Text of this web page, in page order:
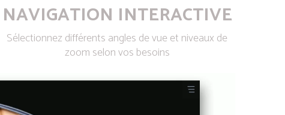
NAVIGATION INTERACTIVE
Sélectionnez différents angles de vue et niveaux de
zoom selon vos besoins